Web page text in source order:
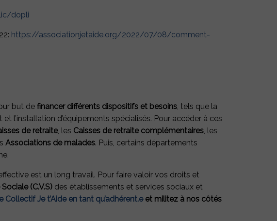
dopli
https://associationjetaide.org/2022/07/08/comment-
but de financer différents dispositifs et besoins , tels que la
l’installation d’équipements spécialisés. Pour accéder à ces
de retraite, les Caisses de retraite complémentaires , les
Associations de malades. Puis, certains départements
est un long travail. Pour faire valoir vos droits et
(C.V.S) des établissements et services sociaux et
Collectif Je t’Aide en tant qu’adhérent.eet militez à nos côtés